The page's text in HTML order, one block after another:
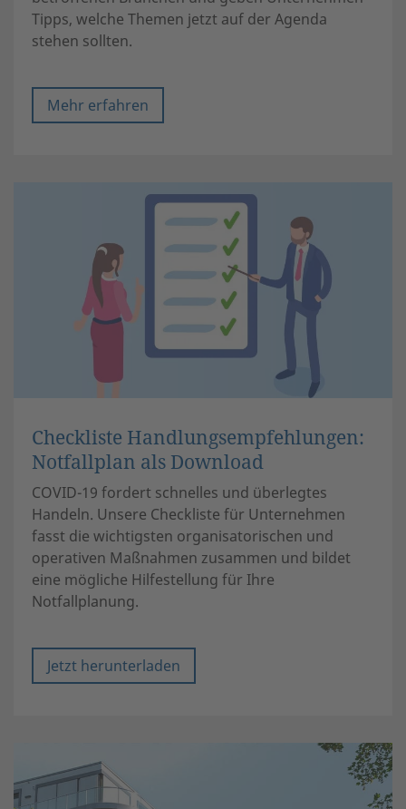
Tipps, welche Themen jetzt auf der Agenda
stehen sollten.
Mehr erfahren
Checkliste Handlungsempfehlungen:
Notfallplan als Download
COVID-19 fordert schnelles und überlegtes
Handeln. Unsere Checkliste für Unternehmen
fasst die wichtigsten organisatorischen und
operativen Maßnahmen zusammen und bildet
eine mögliche Hilfestellung für Ihre
Notfallplanung.
Jetzt herunterladen